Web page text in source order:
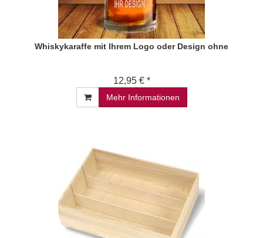
Whiskykaraffe mit Ihrem Logo oder Design ohne
12,95 € *
Mehr Informationen